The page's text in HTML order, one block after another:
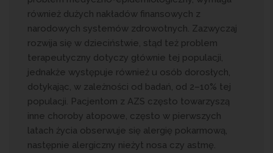
również dużych nakładów finansowych z
narodowych systemów zdrowotnych. Zazwyczaj
rozwija się w dzieciństwie, stąd też problem
terapeutyczny dotyczy głównie tej populacji,
jednakże występuje również u osób dorosłych,
dotykając, w zależności od badań, od 2–10% tej
populacji. Pacjentom z AZS często towarzyszą
inne choroby atopowe, często w pierwszych
latach życia obserwuje się alergię pokarmową,
następnie alergiczny nieżyt nosa czy astmę.